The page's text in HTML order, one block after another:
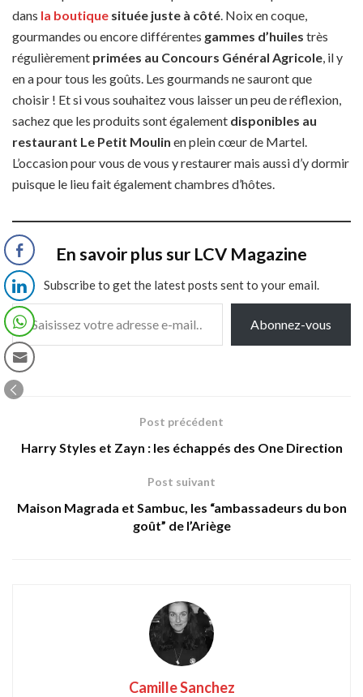
dans la boutique située juste à côté . Noix en coque,
gourmandes ou encore différentes gammes d’huiles très
régulièrement primées au Concours Général Agricole , il y
en a pour tous les goûts. Les gourmands ne sauront que
choisir ! Et si vous souhaitez vous laisser un peu de réflexion,
sachez que les produits sont également disponibles au
restaurant Le Petit Moulin en plein cœur de Martel.
L’occasion pour vous de vous y restaurer mais aussi d’y dormir
puisque le lieu fait également chambres d’hôtes.
En savoir plus sur LCV Magazine
Subscribe to get the latest posts sent to your email.
Saisissez votre adresse e-mail…
Abonnez-vous
Post précédent
Harry Styles et Zayn : les échappés des One Direction
Post suivant
Maison Magrada et Sambuc, les “ambassadeurs du bon
goût” de l’Ariège
Camille Sanchez